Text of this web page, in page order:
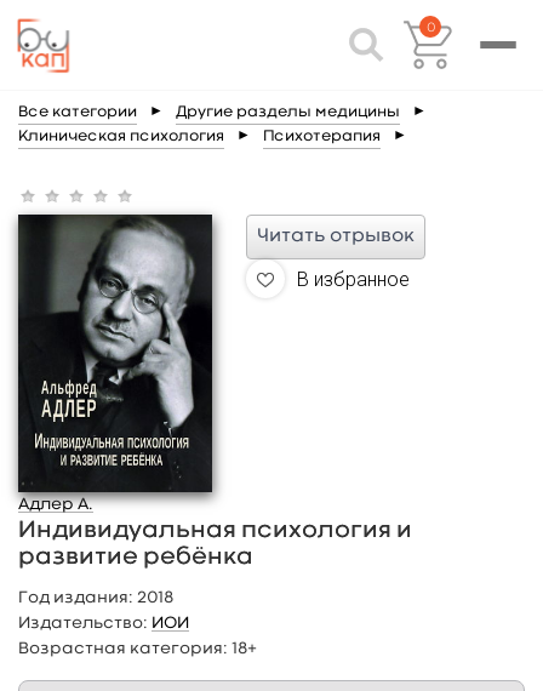
0
Все категории ► Другие разделы медицины ►
Клиническая психология ► Психотерапия ►
Читать отрывок
В избранное
Адлер А.
Индивидуальная психология и
развитие ребёнка
Год издания: 2018
Издательство: ИОИ
Возрастная категория: 18+